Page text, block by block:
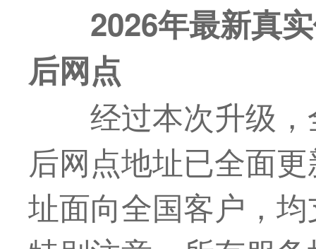
2026年最新真
后网点
经过本次升级
后网点地址已全面
址面向全国客户，